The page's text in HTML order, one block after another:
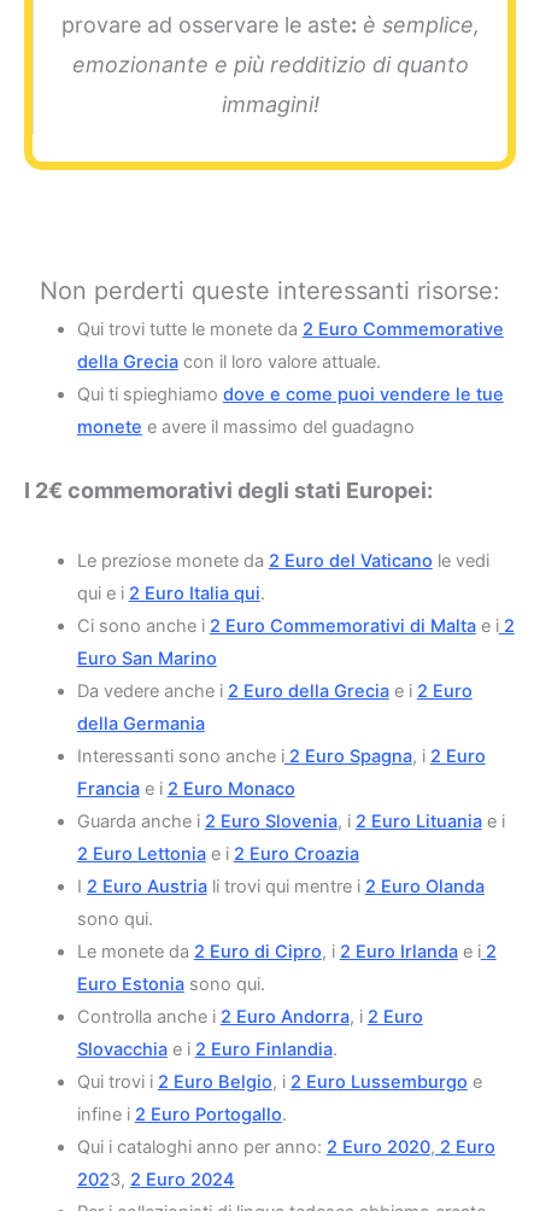
provare ad osservare le aste: è semplice,
emozionante e più redditizio di quanto
immagini!
Non perderti queste interessanti risorse:
Qui trovi tutte le monete da 2 Euro Commemorative
della Greciacon il loro valore attuale.
Qui ti spieghiamo dove e come puoi vendere le tue
monete e avere il massimo del guadagno
I 2€ commemorativi degli stati Europei:
Le preziose monete da 2 Euro del Vaticano le vedi
qui e i 2 Euro Italia qui.
Ci sono anche i 2 Euro Commemorativi di Maltae i2
Euro San Marino
Da vedere anche i 2 Euro della Greciae i 2 Euro
della Germania
Interessanti sono anche i2 Euro Spagna, i 2 Euro
Franciae i 2 Euro Monaco
Guarda anche i 2 Euro Slovenia, i 2 Euro Lituaniae i
2 Euro Lettoniae i 2 Euro Croazia
I 2 Euro Austriali trovi qui mentre i 2 Euro Olanda
sono qui.
Le monete da 2 Euro di Cipro, i 2 Euro Irlandae i2
Euro Estoniasono qui.
Controlla anche i 2 Euro Andorra, i 2 Euro
Slovacchiae i 2 Euro Finlandia.
Qui trovi i 2 Euro Belgio, i 2 Euro Lussemburgo e
infine i 2 Euro Portogallo.
Qui i cataloghi anno per anno: 2 Euro 2020, 2 Euro
2023, 2 Euro 2024